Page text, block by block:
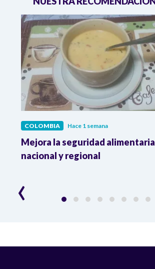
COLOMBIA Hace 1 semana
Mejora la seguridad
nacional y regional
‹